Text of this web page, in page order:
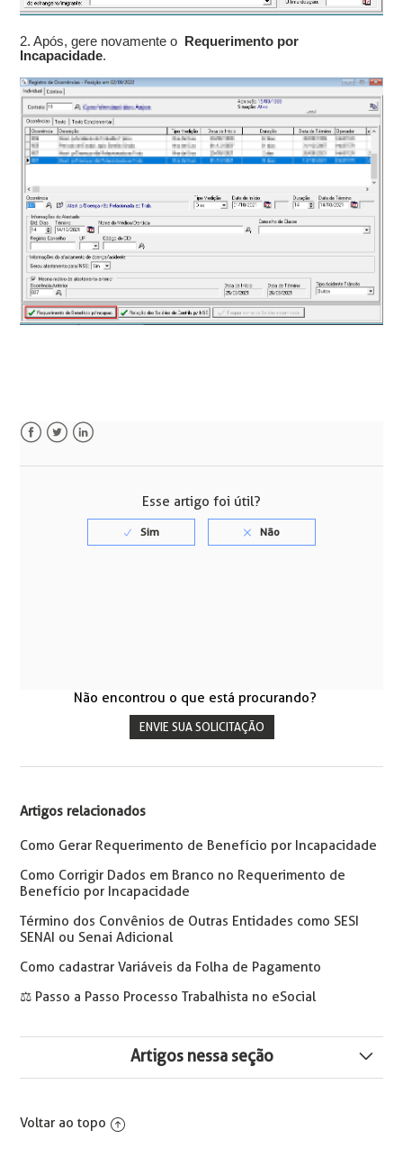
2. Após, gere novamente o
Requerimento por
Incapacidade.
Esse artigo foi útil?
Não encontrou o que está procurando?
ENVIE SUA SOLICITAÇÃO
Artigos relacionados
Como Gerar Requerimento de Benefício por Incapacidade
Como Corrigir Dados em Branco no Requerimento de
Benefício por Incapacidade
Término dos Convênios de Outras Entidades como SESI
SENAI ou Senai Adicional
Como cadastrar Variáveis da Folha de Pagamento
⚖️ Passo a Passo Processo Trabalhista no eSocial
Artigos nessa seção
Voltar ao topo